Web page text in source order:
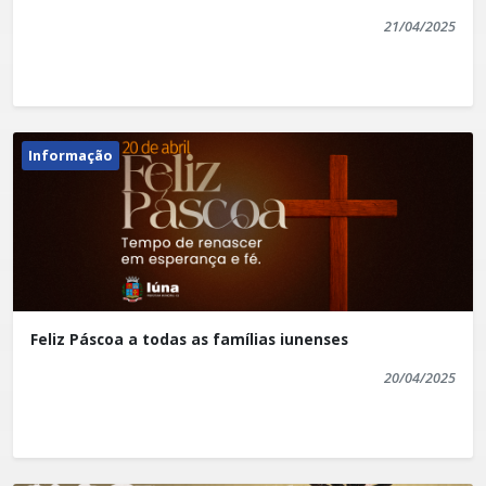
21/04/2025
Informação
Feliz Páscoa a todas as famílias iunenses
20/04/2025